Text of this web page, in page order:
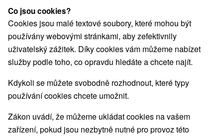
Romantické pobyty
Rodinné pobyty(4)
Vyberte lokalitu nebo termín
Nejprodávanější
1.
Co jsou cookies?
Cookies jsou malé textové soubory, které mohou být
používány webovými stránkami, aby zefektivnily
uživatelský zážitek. Díky cookies vám můžeme nabízet
služby podle toho, co opravdu hledáte a chcete najít.
Kdykoli se můžete svobodně rozhodnout, které typy
používání cookies chcete umožnit.
Zákon uvádí, že můžeme ukládat cookies na vašem
zařízení, pokud jsou nezbytně nutné pro provoz této